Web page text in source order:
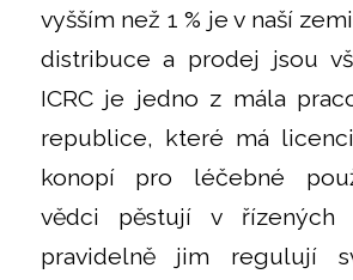
vyšším než 1 % je v naší
distribuce a prodej jsou
ICRC je jedno z mála
republice, které má
konopí pro léčebné
vědci pěstují v řízených
pravidelně jim regulují